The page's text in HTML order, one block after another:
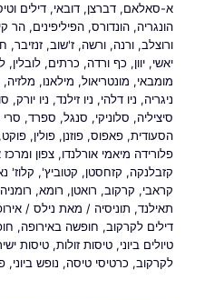
א-סאלאם,דברצן,דובאי,דילים
הונגריה,הונדורס,הפיליפינים,הר
ורוצלב,ורנה,ורשה,ז'שוב,זנזיבר,
יאשי,יוון, כף ורדה, כרתים,לובלין,
מומבאי, מונטריאול, מילאנו, מלזיה,
ניגריה, ניו דלהי, ניו זילנד, ניו יורק,
סיציליה, סלוניקי, סנגל, ספרד,
הסעודית,פאפוס,פוזנן,פולין,פוקט
פלורידה מיאמי אורלנדו,צפון
קזבלנקה, קזחסטן, קטוביץ', קלוז'
קראבי, קרקוב, רואטן, רומא, רומניה
תאילנד, תוניסיה / מאת נילס/
דילים לקרקוב, חופשה באירופה,
טיולים ביוני,טיסות זולות,טיסות
לקרקוב, כרטיסי טיסה, נופש ביוני,